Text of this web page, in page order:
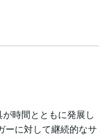
時間とともに発展し
ーに対して継続的なサ